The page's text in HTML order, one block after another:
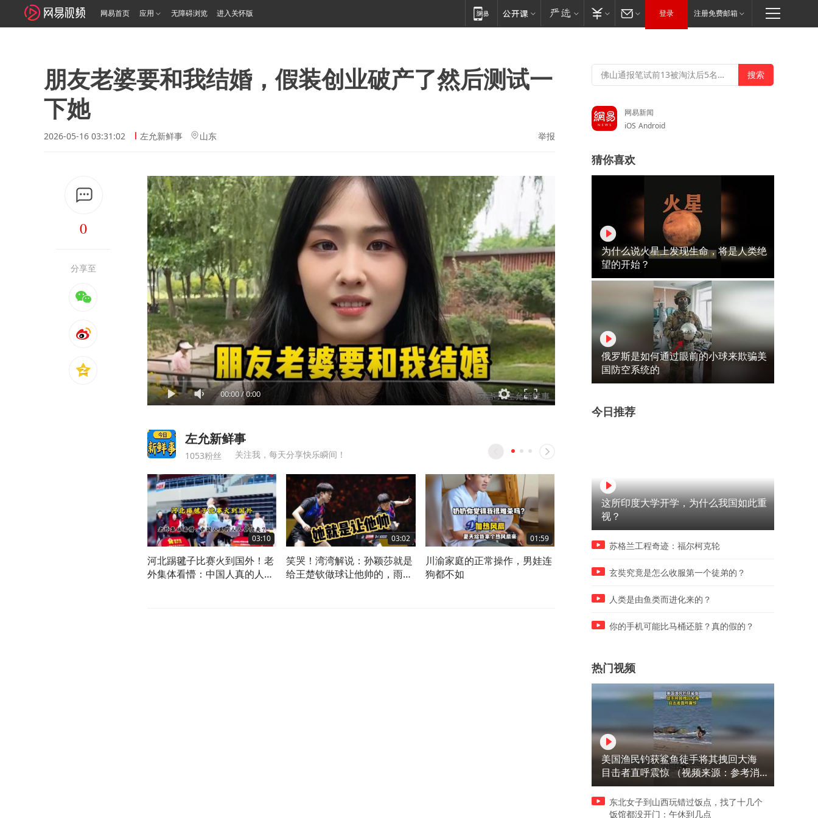
网易首页 应用 无障碍浏览 进入关怀版 登录 注册免费邮箱
朋友老婆要和我结婚，假装创业破产了然后测试一
下她
2026-05-16 03:31:02 左允新鲜事 山东 举报
0
分享至
00:00/0:00
左允新鲜事
1053粉丝 关注我，每天分享快乐瞬间！
03:10
河北踢毽子比赛火到国外！老
外集体看懵：中国人真的人人
03:02
笑哭！湾湾解说：孙颖莎就是
给王楚钦做球让他帅的，雨果
01:59
川渝家庭的正常操作，男娃连
狗都不如
到死也没有放下紧握权力的
年的母女情
网易新闻
iOS Android
猜你喜欢
为什么说火星上发现生命，将是人类绝
望的开始？
俄罗斯是如何通过眼前的小球来欺骗美
国防空系统的
今日推荐
这所印度大学开学，为什么我国如此重
视？
苏格兰工程奇迹：福尔柯克轮
玄奘究竟是怎么收服第一个徒弟的？
人类是由鱼类而进化来的？
你的手机可能比马桶还脏？真的假的？
热门视频
美国渔民钓获鲨鱼徒手将其拽回大海
目击者直呼震惊 （视频来源：参考消
息）
东北女子到山西玩错过饭点，找了十几个
饭馆都没开门：午休到几点